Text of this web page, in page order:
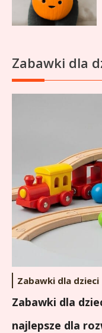
Zabawki dla
Zabawki dla dzieci
Zabawki dla
najlepsze dla